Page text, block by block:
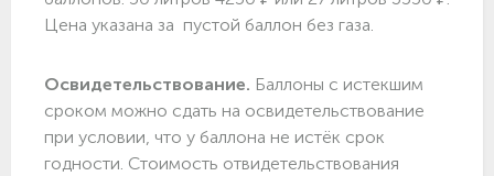
Цена указана за пустой баллон без газа.
Освидетельствование. Баллоны с истекшим
сроком можно сдать на освидетельствование
при условии, что у баллона не истёк срок
годности. Стоимость отвидетельствования